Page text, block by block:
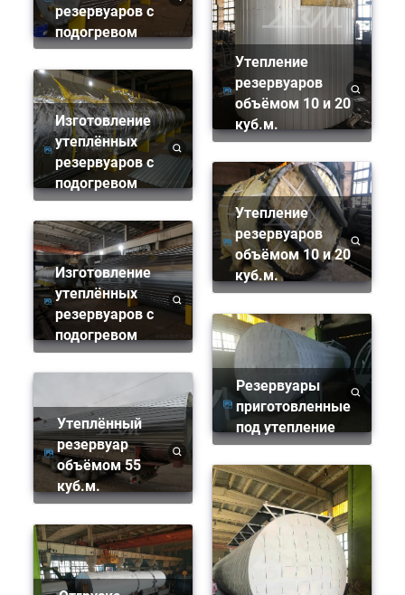
резервуаров с
подогревом
Изготовление
утеплённых
резервуаров с
подогревом
Изготовление
утеплённых
резервуаров с
подогревом
Утеплённый
резервуар
объёмом 55
куб.м.
Утепление
резервуаров
объёмом 10 и 20
куб.м.
Утепление
резервуаров
объёмом 10 и 20
куб.м.
Резервуары
приготовленные
под утепление